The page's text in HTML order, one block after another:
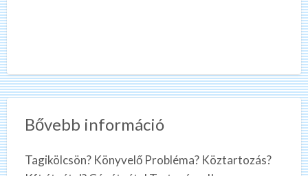
Bővebb információ
Tagikölcsön? Könyvelő Probléma? Köztartozás?